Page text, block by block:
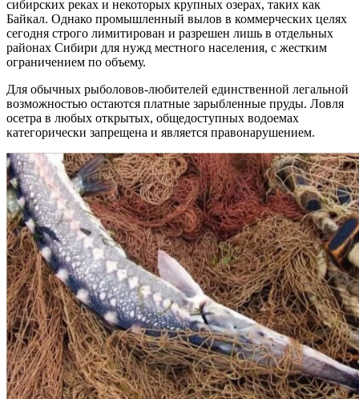
сибирских реках и некоторых крупных озерах, таких как
Байкал. Однако промышленный вылов в коммерческих целях
сегодня строго лимитирован и разрешен лишь в отдельных
районах Сибири для нужд местного населения, с жестким
ограничением по объему.
Для обычных рыболовов-любителей единственной легальной
возможностью остаются платные зарыбленные пруды. Ловля
осетра в любых открытых, общедоступных водоемах
категорически запрещена и является правонарушением.